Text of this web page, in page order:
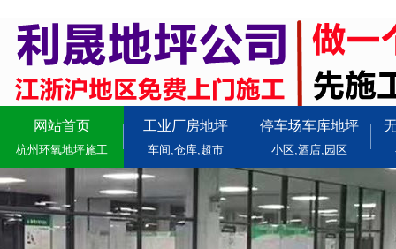
网站首页
杭州环氧地坪施工
工业厂房地坪
车间,仓库,超市
停车场车库地坪
小区,酒店,园区